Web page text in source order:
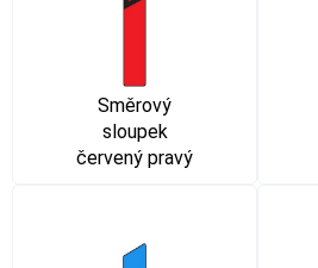
Směrový
sloupek
červený pravý